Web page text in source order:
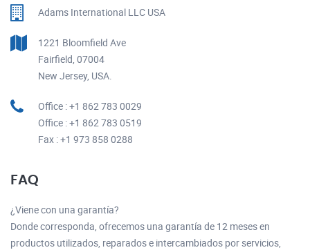
Adams International LLC USA
1221 Bloomfield Ave
Fairfield, 07004
New Jersey, USA.
Office : +1 862 783 0029
Office : +1 862 783 0519
Fax : +1 973 858 0288
FAQ
¿Viene con una garantía?
Donde corresponda, ofrecemos una garantía de 12 meses en
productos utilizados, reparados e intercambiados por servicios,